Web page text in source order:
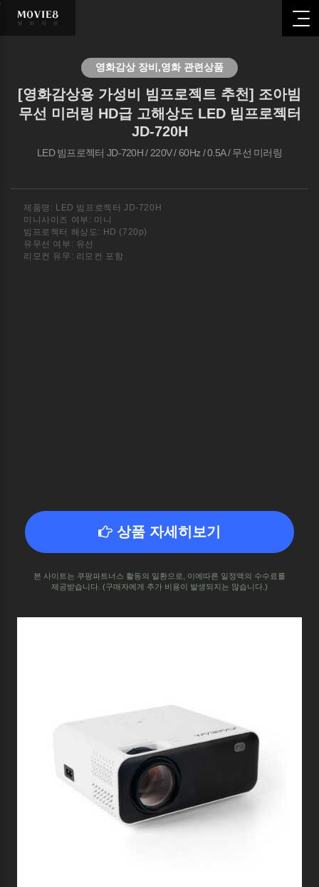
HOME
영화감상 장비,영화 관련상품
[영화감상용 가성비 빔프로젝트 추천] 조아빔
무선 미러링 HD급 고해상도 LED 빔프로젝터
JD-720H
LED 빔프로젝터 JD-720H / 220V / 60Hz / 0.5A / 무선 미러링
제품명: LED 빔프로젝터 JD-720H
미니사이즈 여부: 미니
빔프로젝터 해상도: HD (720p)
유무선 여부: 유선
리모컨 유무: 리모컨 포함
상품 자세히보기
본 사이트는 쿠팡파트너스 활동의 일환으로,
이에따른 일정액의 수수료를
제공받습니다. (구매자에게 추가 비용이 발생되지는 않습니다.)